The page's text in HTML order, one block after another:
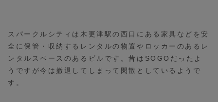
スパークルシティは木更津駅の西口にある家具などを安
全に保管・収納するレンタルの物置やロッカーのあるレ
ンタルスペースのあるビルです。昔はSOGOだったよ
うですが今は撤退してしまって閑散としているようで
す。